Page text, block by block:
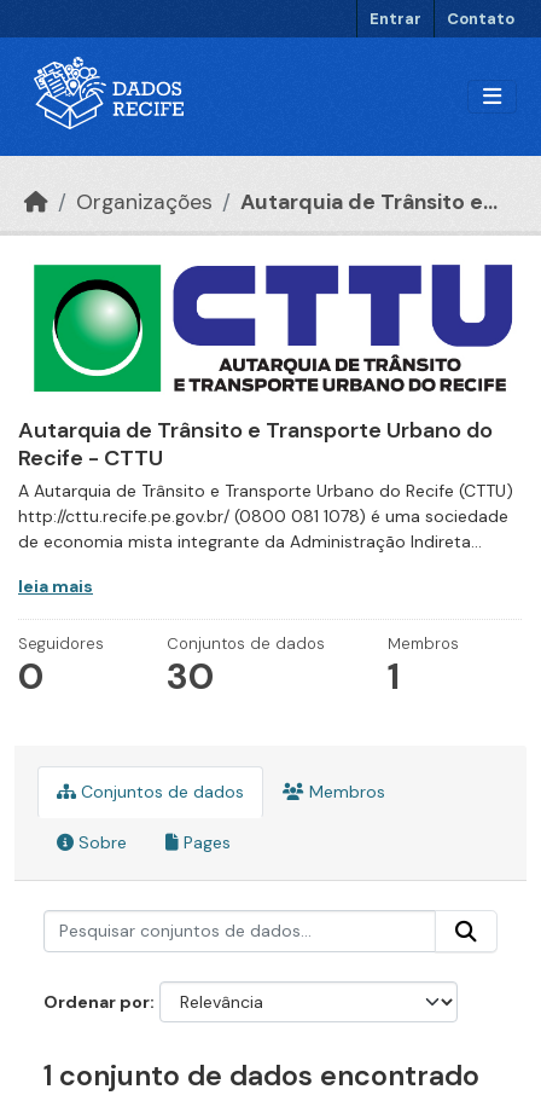
Entrar Contato
Organizações Autarquia de Trânsito e...
Autarquia de Trânsito e Transporte Urbano do
Recife - CTTU
A Autarquia de Trânsito e Transporte Urbano do Recife (CTTU)
http://cttu.recife.pe.gov.br/ (0800 081 1078) é uma sociedade
de economia mista integrante da Administração Indireta...
leia mais
Seguidores
0
Conjuntos de dados
30
Membros
1
Conjuntos de dados Membros
Sobre Pages
Ordenar por
1 conjunto de dados encontrado